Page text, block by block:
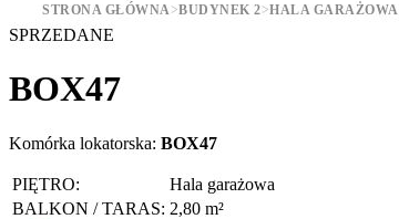
STRONA GŁÓWNA>BUDYNEK 2>HALA GARAŻOWA
SPRZEDANE
BOX47
Komórka lokatorska: BOX47
PIĘTRO:
Hala garażowa
BALKON / TARAS: 2,80 m²